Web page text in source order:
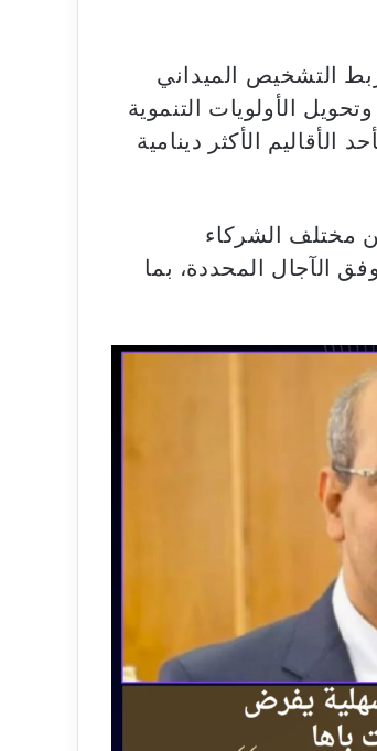
التشخيص الميداني
الأولويات التنموية
الأكثر دينامية
مختلف الشركاء
الآجال المحددة، بما